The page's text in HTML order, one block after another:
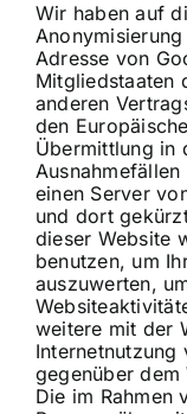
Wir haben auf
Adresse von
Mitgliedstaaten
anderen
den
Übermittlung in
einen Server
und dort
dieser Website
benutzen, um
auszuwerten,
weitere mit der
Internetnutzung
gegenüber
Die im Rahmen